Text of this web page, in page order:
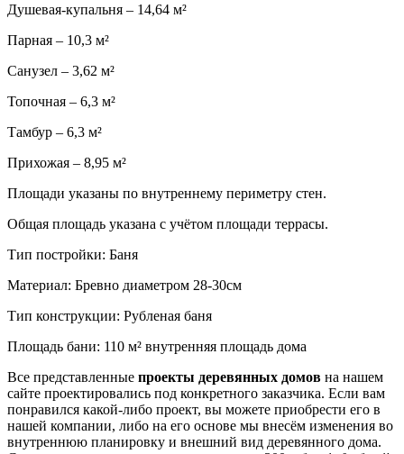
Душевая-купальня – 14,64 м²
Парная – 10,3 м²
Санузел – 3,62 м²
Топочная – 6,3 м²
Тамбур – 6,3 м²
Прихожая – 8,95 м²
Площади указаны по внутреннему периметру стен.
Общая площадь указана с учётом площади террасы.
Тип постройки: Баня
Материал: Бревно диаметром 28-30см
Тип конструкции: Рубленая баня
Площадь бани: 110 м² внутренняя площадь дома
Все представленные проекты деревянных домов на нашем
сайте проектировались под конкретного заказчика. Если вам
понравился какой-либо проект, вы можете приобрести его в
нашей компании, либо на его основе мы внесём изменения во
внутреннюю планировку и внешний вид деревянного дома.